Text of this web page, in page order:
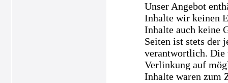
Unser Angebot
Inhalte wir keinen
Inhalte auch keine
Seiten ist stets der
verantwortlich. Die
Verlinkung auf
Inhalte waren zum